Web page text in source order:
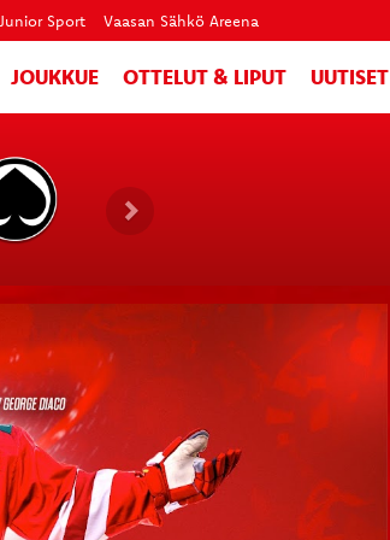
Junior Sport Vaasan Sähkö Areena
JOUKKUE OTTELUT & LIPUT UUTISET